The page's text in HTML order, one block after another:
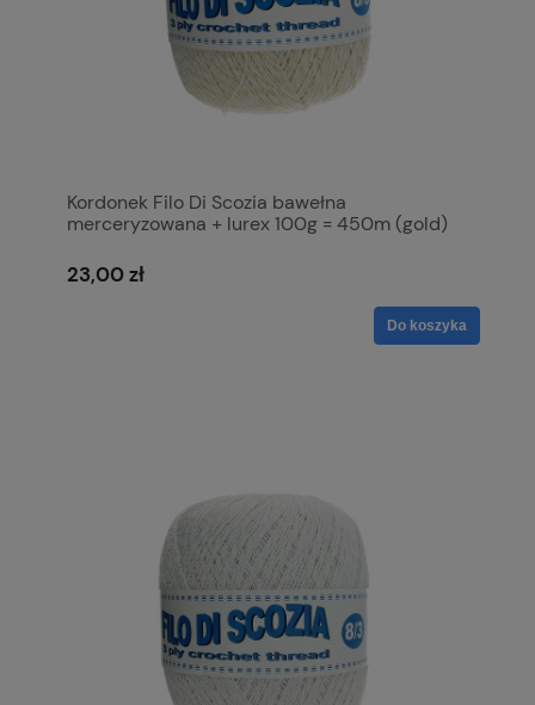
Kordonek Filo Di Scozia bawełna
merceryzowana + lurex 100g = 450m (gold)
23,00 zł
Do koszyka